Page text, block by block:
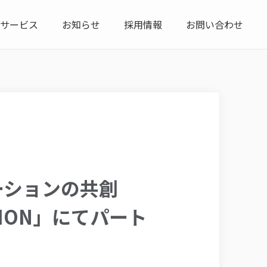
サービス お知らせ 採用情報 お問い合わせ
ョンの共創
」にてパート